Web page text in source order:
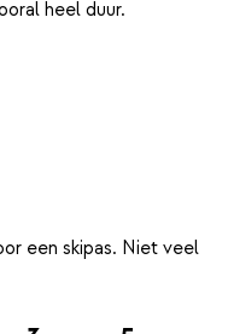
een skipas. Niet veel